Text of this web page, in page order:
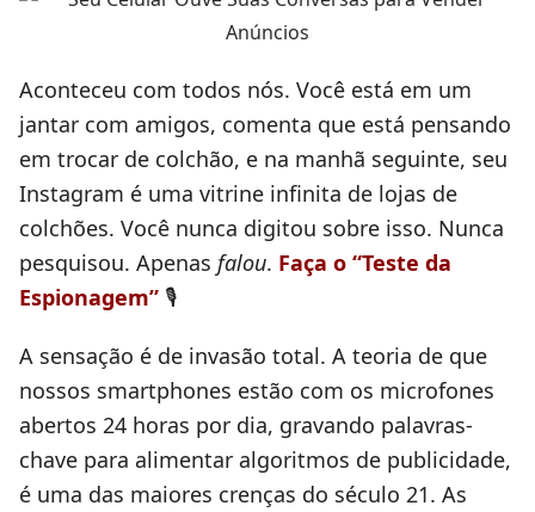
Aconteceu com todos nós. Você está em um
jantar com amigos, comenta que está pensando
em trocar de colchão, e na manhã seguinte, seu
Instagram é uma vitrine infinita de lojas de
colchões. Você nunca digitou sobre isso. Nunca
pesquisou. Apenas falou. Faça o “Teste da
Espionagem” 🎙️
A sensação é de invasão total. A teoria de que
nossos smartphones estão com os microfones
abertos 24 horas por dia, gravando palavras-
chave para alimentar algoritmos de publicidade,
é uma das maiores crenças do século 21. As